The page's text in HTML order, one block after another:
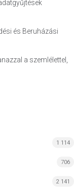
és Beruházási
a szemlélettel,
1 114
706
2 141